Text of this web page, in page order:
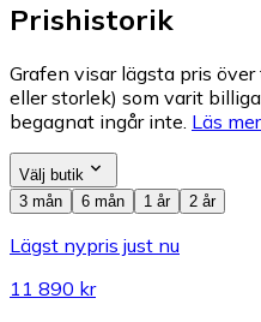
Prishistorik
Grafen visar lägsta pris
eller storlek) som varit
begagnat ingår inte. Läs
Välj butik
3 mån
6 mån 1 år 2 år
Lägst nypris just nu
11 890 kr